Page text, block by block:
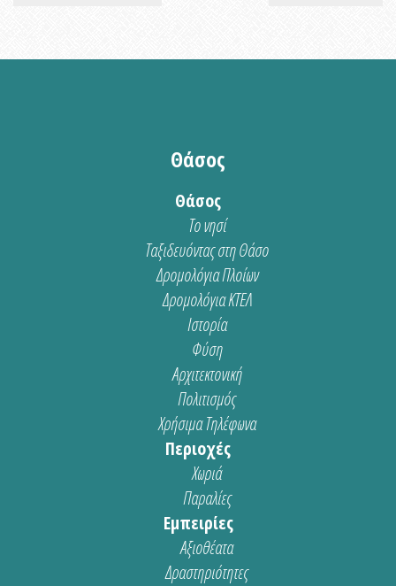
Θάσος
Θάσος
Το νησί
Ταξιδευόντας στη Θάσο
Δρομολόγια Πλοίων
Δρομολόγια ΚΤΕΛ
Ιστορία
Φύση
Αρχιτεκτονική
Πολιτισμός
Χρήσιμα Τηλέφωνα
Περιοχές
Χωριά
Παραλίες
Εμπειρίες
Αξιοθέατα
Δραστηριότητες